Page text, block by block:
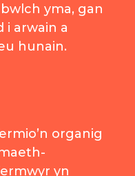
yma, gan
arwain a
hunain.
organig
yn